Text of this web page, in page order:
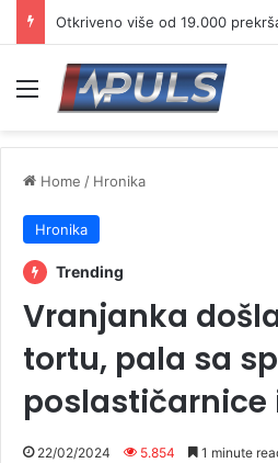
Menu
Home / Hronika
Hronika
Trending
Vranjanka
tortu, pala sa
poslastičarnice
22/02/2024 5.854 1 minute